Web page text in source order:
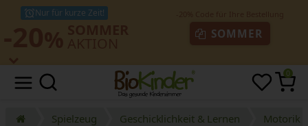
Nur für kurze Zeit!
SOMMER
0
Spielzeug Geschicklichkeit & Lernen Motorik